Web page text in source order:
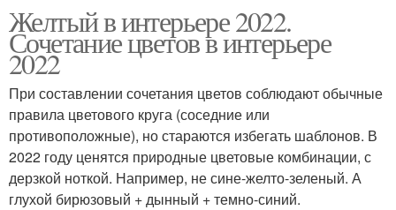
Желтый в интерьере 2022.
Сочетание цветов в интерьере
2022
При составлении сочетания цветов соблюдают обычные
правила цветового круга (соседние или
противоположные), но стараются избегать шаблонов. В
2022 году ценятся природные цветовые комбинации, с
дерзкой ноткой. Например, не сине-желто-зеленый. А
глухой бирюзовый + дынный + темно-синий.